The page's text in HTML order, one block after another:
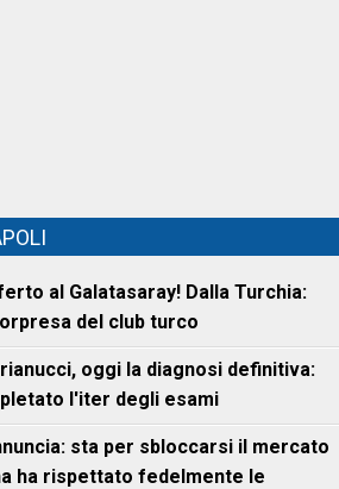
al Galatasaray! Dalla Turchia:
del club turco
oggi la diagnosi definitiva:
l'iter degli esami
sta per sbloccarsi il mercato
ha rispettato fedelmente le